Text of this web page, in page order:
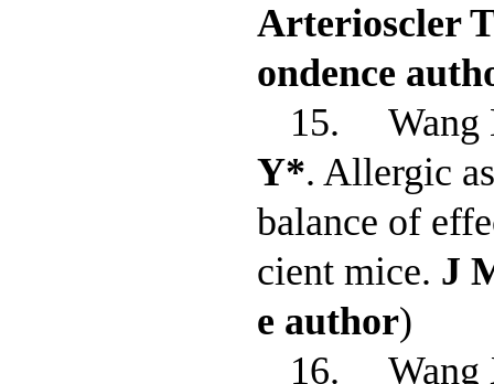
Arterioscler
ondence
15. Wang
Y*. Allergic
balance of
cient mice. J
e author)
16. Wang